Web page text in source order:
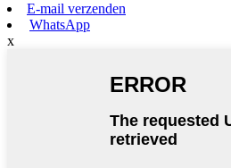
E-mail verzenden
WhatsApp
x